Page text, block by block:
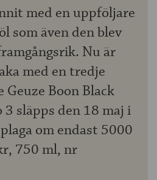
med en uppföljare
som även den blev
Nu är
med en tredje
Boon Black
släpps den 18 maj i
om endast 5000
750 ml, nr